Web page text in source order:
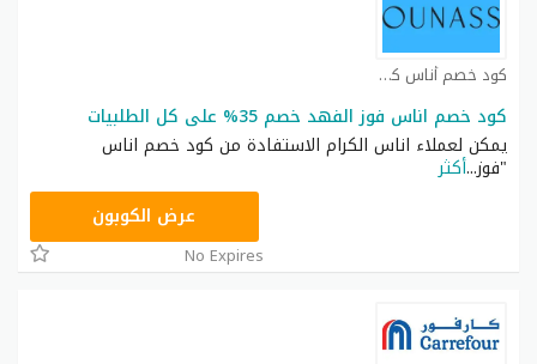
كود خصم أناس كوبون
كود خصم اناس فوز الفهد خصم 35% على كل الطلبيات
يمكن لعملاء اناس الكرام الاستفادة من كود خصم اناس
"فوز...أكثر
DB115عرض الكوبون
No Expires